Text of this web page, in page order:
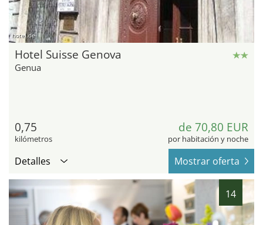
hotel.de
Hotel Suisse Genova
Genua
0,75
kilómetros
de 70,80 EUR
por habitación y noche
Detalles Mostrar oferta
14